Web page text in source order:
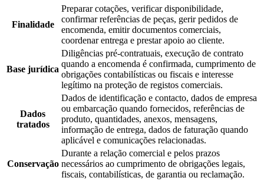
Finalidade
Preparar cotações, verificar disponibilidade,
confirmar referências de peças, gerir pedidos de
encomenda, emitir documentos comerciais,
coordenar entrega e prestar apoio ao cliente.
Base jurídica
Diligências pré-contratuais, execução de contrato
quando a encomenda é confirmada, cumprimento de
obrigações contabilísticas ou fiscais e interesse
legítimo na proteção de registos comerciais.
Dados
tratados
Dados de identificação e contacto, dados de empresa
ou embarcação quando fornecidos, referências de
produto, quantidades, anexos, mensagens,
informação de entrega, dados de faturação quando
aplicável e comunicações relacionadas.
Conservação
Durante a relação comercial e pelos prazos
necessários ao cumprimento de obrigações legais,
fiscais, contabilísticas, de garantia ou reclamação.